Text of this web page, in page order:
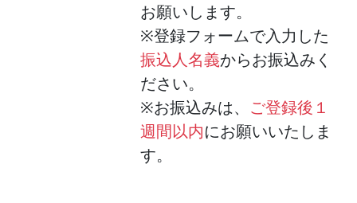
お願いします。
※登録フォームで入力した
振込人名義からお振込みく
ださい。
※お振込みは、 ご登録後１
週間以内にお願いいたしま
す。